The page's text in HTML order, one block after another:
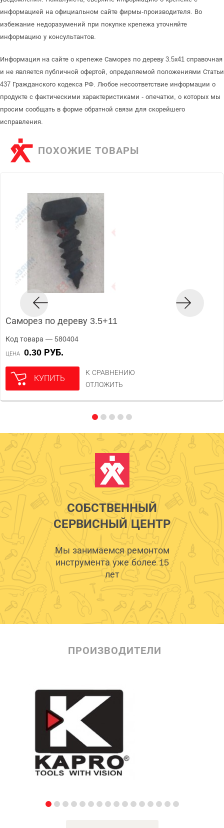
информацией на официальном сайте фирмы-производителя. Во
избежание недоразумений при покупке крепежа уточняйте
информацию у консультантов.
Информация на сайте о крепеже Саморез по дереву 3.5х41 справочная
и не является публичной офертой, определяемой положениями Статьи
437 Гражданского кодекса РФ. Любое несоответствие информации о
продукте с фактическими характеристиками - опечатки, о которых мы
просим сообщать в форме обратной связи для скорейшего
исправления.
ПОХОЖИЕ ТОВАРЫ
Саморез по дереву 3.5+11
Код товара — 580404
ЦЕНА 0.30 РУБ.
КУПИТЬ
К СРАВНЕНИЮ
ОТЛОЖИТЬ
СОБСТВЕННЫЙ
СЕРВИСНЫЙ ЦЕНТР
Мы занимаемся ремонтом
инструмента уже более 15
лет
ПРОИЗВОДИТЕЛИ